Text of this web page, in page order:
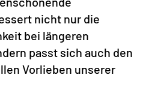
nicht nur die
bei längeren
passt sich auch den
Vorlieben unserer